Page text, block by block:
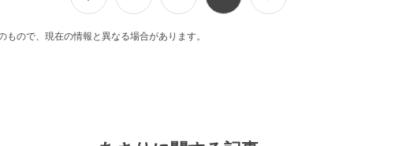
ので、現在の情報と異なる場合があります。